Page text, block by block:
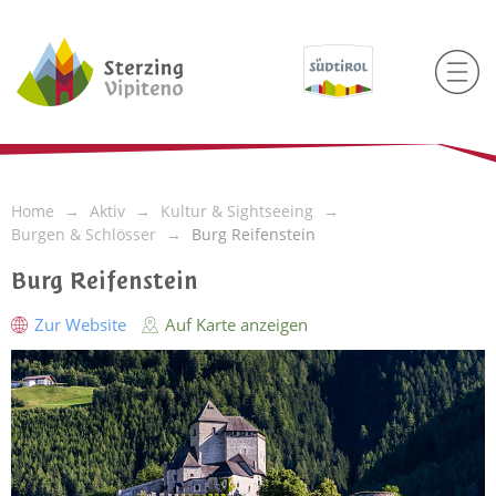
Home Aktiv
Kultur & Sightseeing
Burgen & Schlösser
Burg Reifenstein
Burg Reifenstein
Zur Website Auf Karte anzeigen